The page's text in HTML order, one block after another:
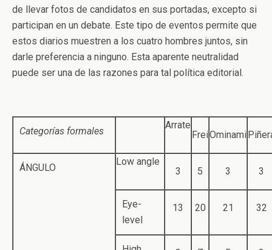
de llevar fotos de candidatos en sus portadas, excepto si
participan en un debate. Este tipo de eventos permite que
estos diarios muestren a los cuatro hombres juntos, sin
darle preferencia a ninguno. Esta aparente neutralidad
puede ser una de las razones para tal política editorial.
Categorías formales
Arrate
FreiOminami
ÁNGULO
Low angle
3
5 3 3
Eye-
level
13 20 21 32